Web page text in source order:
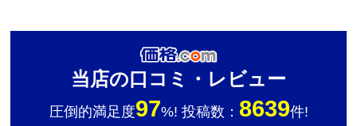
当店の口コミ・レビュー
圧倒的満足度97%! 投稿数： 8639件!